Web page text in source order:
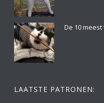
De 10
LAATSTE PATRONEN: